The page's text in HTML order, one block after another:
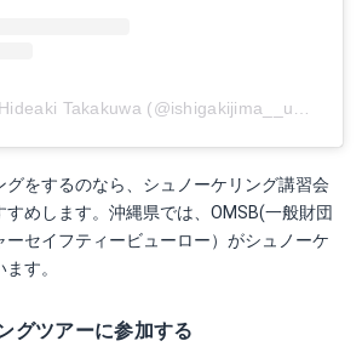
A post shared by Hideaki Takakuwa (@ishigakijima__umimaru)
グをするのなら、シュノーケリング講習会
すめします。沖縄県では、OMSB(一般財団
セイフティービューロー）がシュノーケ
す。
グツアーに参加する